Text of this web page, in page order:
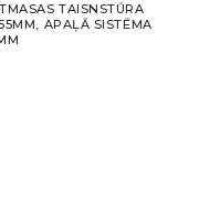
TAISNSTŪRA
APAĻĀ SISTĒMA